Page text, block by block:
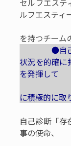
セルフエステ
ルフエスティ
を持つチーム
●自己
状況を的確に
を発揮して
に積極的に取
自己診断「存
事の使命、